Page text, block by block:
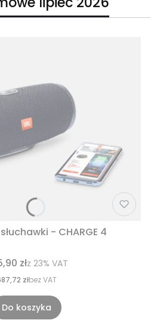
- CHARGE 4
złz 23% VAT
złbez VAT
Do koszyka